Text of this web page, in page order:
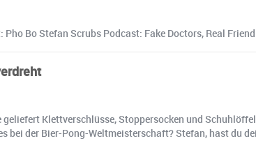
Bo Stefan Scrubs Podcast: Fake Doctors, Real Friend
Klettverschlüsse, Stoppersocken und
bei der Bier-Pong-Weltmeisterschaft? Stefan, hast du